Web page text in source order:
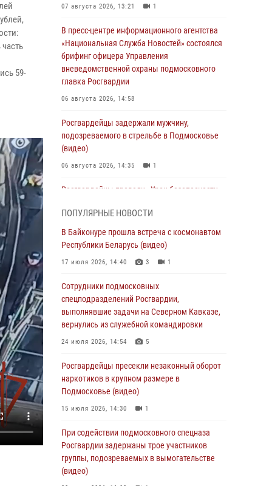
59-
07 августа 2026, 13:21 1
В пресс-центре информационного агентства
«Национальная Служба Новостей» состоялся
брифинг офицера Управления
вневедомственной охраны подмосковного
главка Росгвардии
06 августа 2026, 14:58
Росгвардейцы задержали мужчину,
подозреваемого в стрельбе в Подмосковье
(видео)
06 августа 2026, 14:35 1
Росгвардейцы провели «Урок безопасности»
При содействии подмосковного спецназа
Росгвардии задержаны подозреваемые в
изготовлении поддельных документов
05 августа 2026, 15:48 1
Сотрудники спецподразделения
отработали навыки огневой подготовки на
04 августа 2026, 12:21
выезжали по сигналам «Тревога» с
охраняемых объектов в Подмосковье
04 августа 2026, 12:15
ПОПУЛЯРНЫЕ НОВОСТИ
В Байконуре прошла встреча с космонавтом
Республики Беларусь (видео)
17 июля 2026, 14:40 3 1
Сотрудники подмосковных
спецподразделений Росгвардии,
выполнявшие задачи на Северном Кавказе,
вернулись из служебной командировки
24 июля 2026, 14:54 5
Росгвардейцы пресекли незаконный оборот
наркотиков в крупном размере в
Подмосковье (видео)
15 июля 2026, 14:30 1
При содействии подмосковного спецназа
Росгвардии задержаны трое участников
группы, подозреваемых в вымогательстве
(видео)